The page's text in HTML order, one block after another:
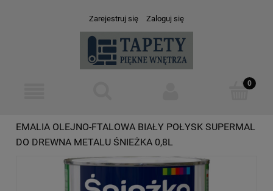
Zarejestruj się Zaloguj się
EMALIA OLEJNO-FTALOWA BIAŁY POŁYSK SUPERMAL
DO DREWNA METALU ŚNIEŻKA 0,8L